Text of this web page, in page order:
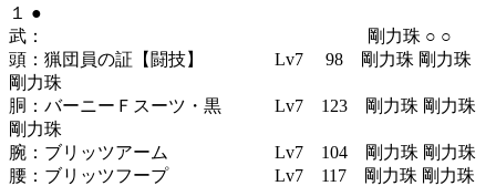
１ ●
武： 剛力珠 ○ ○
頭：猟団員の証【闘技】 Lv7 98 剛力珠 剛力珠
剛力珠
胴：バーニーＦスーツ・黒 Lv7 123 剛力珠 剛力珠
剛力珠
腕：ブリッツアーム Lv7 104 剛力珠 剛力珠
腰：ブリッツフープ Lv7 117 剛力珠 剛力珠